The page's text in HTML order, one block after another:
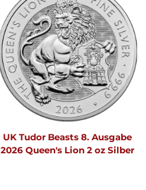
UK Tudor Beasts 8. Ausgabe
2026 Queen's Lion 2 oz Silber